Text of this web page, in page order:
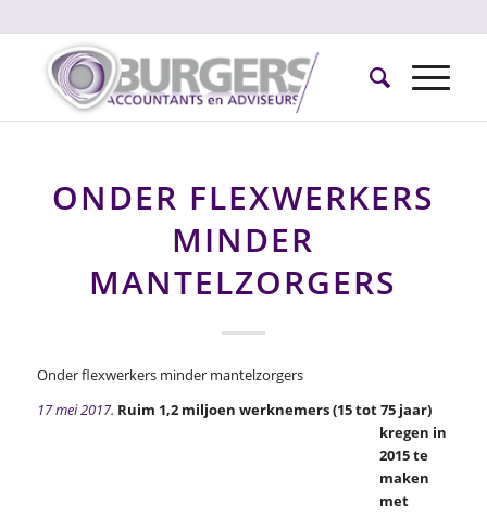
ONDER FLEXWERKERS
MINDER
MANTELZORGERS
Onder flexwerkers minder mantelzorgers
17 mei 2017. Ruim 1,2 miljoen werknemers (15 tot 75 jaar)
kregen in
2015 te
maken
met